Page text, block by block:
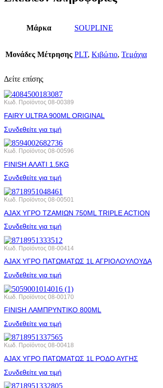
Μάρκα SOUPLINE
Μονάδες Μέτρησης PLT, Κιβώτιο, Τεμάχια
Δείτε επίσης
Κωδ. Προϊόντος 08-00389
FAIRY ULTRA 900ML ORIGINAL
Συνδεθείτε για τιμή
Κωδ. Προϊόντος 08-00596
FINISH ΑΛΑΤΙ 1.5KG
Συνδεθείτε για τιμή
Κωδ. Προϊόντος 08-00501
AJAX ΥΓΡΟ ΤΖΑΜΙΩΝ 750ML TRIPLE ACTION
Συνδεθείτε για τιμή
Κωδ. Προϊόντος 08-00414
AJAX ΥΓΡΟ ΠΑΤΩΜΑΤΩΣ 1L ΑΓΡΙΟΛΟΥΛΟΥΔΑ
Συνδεθείτε για τιμή
Κωδ. Προϊόντος 08-00170
FINISH ΛΑΜΠΡΥΝΤΙΚΟ 800ML
Συνδεθείτε για τιμή
Κωδ. Προϊόντος 08-00418
AJAX ΥΓΡΟ ΠΑΤΩΜΑΤΩΣ 1L ΡΟΔΟ ΑΥΓΗΣ
Συνδεθείτε για τιμή